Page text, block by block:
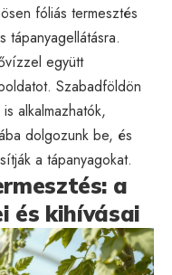
fóliás termesztés
tápanyagellátásra.
együtt
Szabadföldön
alkalmazhatók,
dolgozunk be, és
a tápanyagokat.
a
és kihívásai